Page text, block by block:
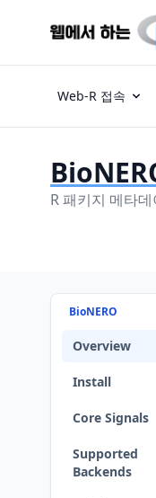
Web-R 접속
R 패키지 메타
BioNERO
Overview
Install
Core Signals
Supported
Backends